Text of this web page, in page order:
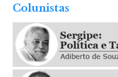
Colunistas